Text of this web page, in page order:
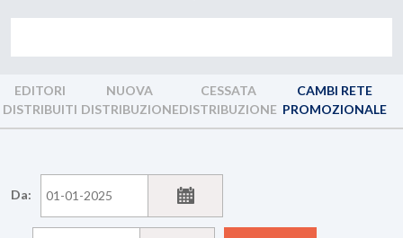
EDITORI
DISTRIBUITI
NUOVA
DISTRIBUZIONE
CESSATA
DISTRIBUZIONE
CAMBI RETE
PROMOZIONALE
Da: